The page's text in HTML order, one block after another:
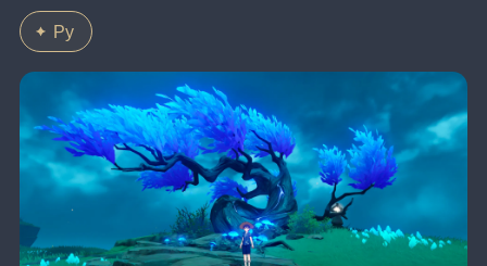
Ру